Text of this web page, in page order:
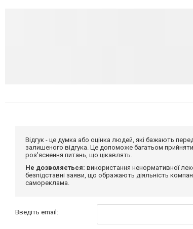
Відгук - це думка або оцінка людей, які бажають
залишеного відгука. Це допоможе багатьом
роз'яснення питань, що цікавлять.
Не дозволяється: використання ненормативної
безпідставні заяви, що ображають діяльність
самореклама.
Введіть email: